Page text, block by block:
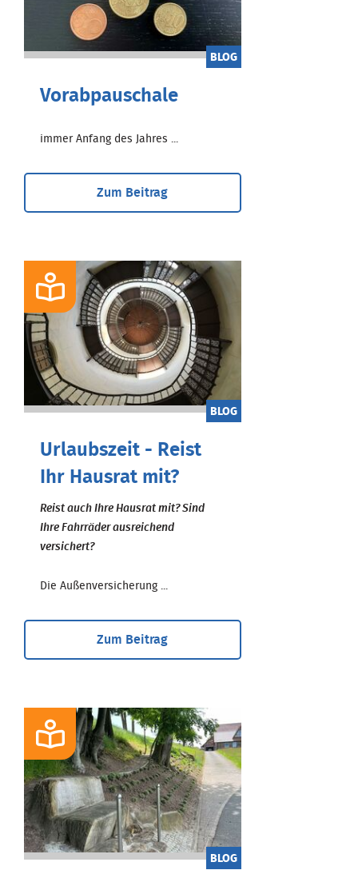
BLOG
Vorabpauschale
immer Anfang des Jahres ...
Zum Beitrag
BLOG
Urlaubszeit - Reist
Ihr Hausrat mit?
Reist auch Ihre Hausrat mit? Sind
Ihre Fahrräder ausreichend
versichert?
Die Außenversicherung ...
Zum Beitrag
BLOG